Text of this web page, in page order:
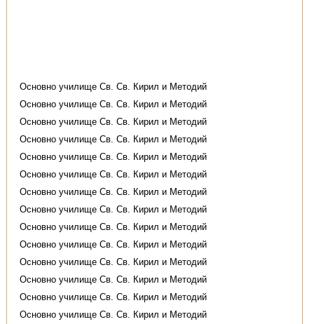
Основно училище Св. Св. Кирил и Методий
Основно училище Св. Св. Кирил и Методий
Основно училище Св. Св. Кирил и Методий
Основно училище Св. Св. Кирил и Методий
Основно училище Св. Св. Кирил и Методий
Основно училище Св. Св. Кирил и Методий
Основно училище Св. Св. Кирил и Методий
Основно училище Св. Св. Кирил и Методий
Основно училище Св. Св. Кирил и Методий
Основно училище Св. Св. Кирил и Методий
Основно училище Св. Св. Кирил и Методий
Основно училище Св. Св. Кирил и Методий
Основно училище Св. Св. Кирил и Методий
Основно училище Св. Св. Кирил и Методий